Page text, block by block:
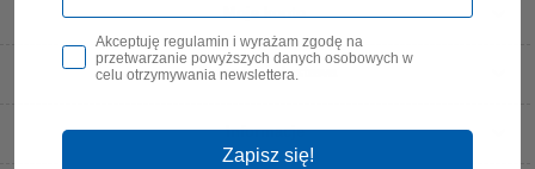
Płatności i dostawa
Informacje
Akceptuję regulamin i wyrażam zgodę na
przetwarzanie powyższych danych osobowych w
celu otrzymywania newslettera.
Zapisz się!